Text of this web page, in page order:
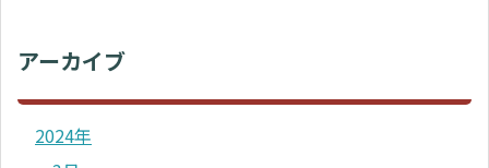
アーカイブ
2024年